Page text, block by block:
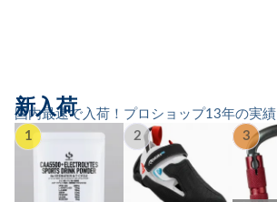
国内最速で入荷！プロショップ13年の実績
新入荷
1 2 3